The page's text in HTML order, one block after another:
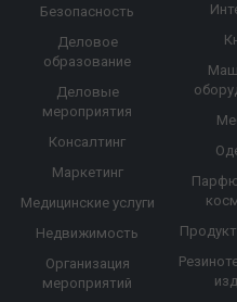
Безопасность
Деловое
образование
Деловые
мероприятия
Консалтинг
Маркетинг
Медицинские услуги
Недвижимость
Организация
мероприятий